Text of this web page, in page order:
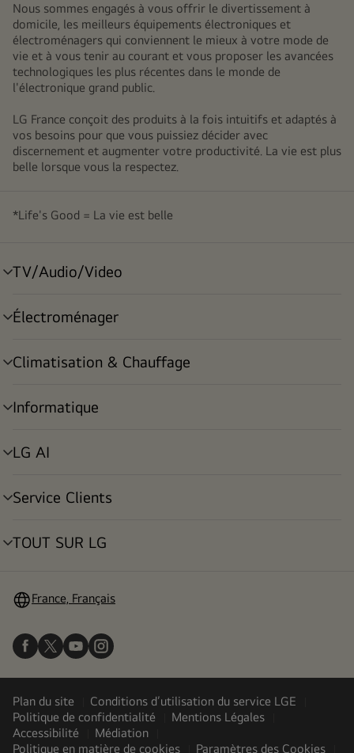
Nous sommes engagés à vous offrir le divertissement à
domicile, les meilleurs équipements électroniques et
électroménagers qui conviennent le mieux à votre mode de
vie et à vous tenir au courant et vous proposer les avancées
technologiques les plus récentes dans le monde de
l'électronique grand public.
LG France conçoit des produits à la fois intuitifs et adaptés à
vos besoins pour que vous puissiez décider avec
discernement et augmenter votre productivité. La vie est plus
belle lorsque vous la respectez.
*Life's Good = La vie est belle
TV/Audio/Video
menu
Électroménager
menu
Climatisation & Chauffage
menu
Informatique
menu
LG AI
menu
Service Clients
menu
TOUT SUR LG
menu
France, Français
Plan du site
Conditions d’utilisation du service LGE
Politique de confidentialité
Mentions Légales
Accessibilité
Médiation
Politique en matière de cookies
Paramètres des Cookies